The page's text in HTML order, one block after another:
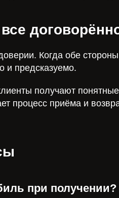
Когда обе
и предсказуемо.
получают
процесс приёма и
при получении?